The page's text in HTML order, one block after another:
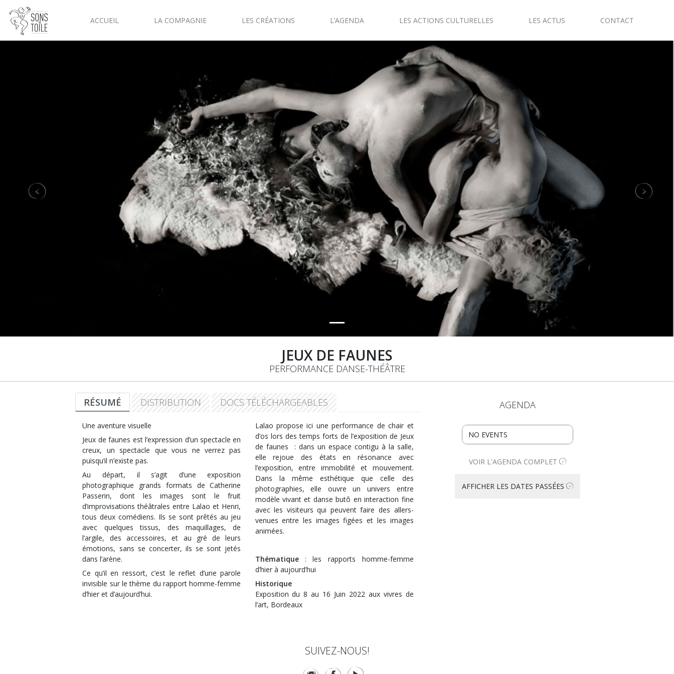
ACCUEIL LA COMPAGNIE LES CRÉATIONS L’AGENDA LES ACTIONS CULTURELLES LES ACTUS CONTACT
Previous Next
JEUX DE FAUNES
PERFORMANCE DANSE-THÉÂTRE
RÉSUMÉ DISTRIBUTION DOCS TÉLÉCHARGEABLES
Une aventure visuelle
Jeux de faunes est l’expression d’un spectacle en
creux, un spectacle que vous ne verrez pas
puisqu’il n’existe pas.
Au départ, il s’agit d’une exposition
photographique grands formats de Catherine
Passerin, dont les images sont le fruit
d’improvisations théâtrales entre Lalao et Henri,
tous deux comédiens. Ils se sont prêtés au jeu
avec quelques tissus, des maquillages, de
l’argile, des accessoires, et au gré de leurs
émotions, sans se concerter, ils se sont jetés
dans l’arène.
Ce qu’il en ressort, c’est le reflet d’une parole
invisible sur le thème du rapport homme-femme
d’hier et d’aujourd’hui.
Lalao propose ici une performance de chair et
d’os lors des temps forts de l’exposition de Jeux
de faunes : dans un espace contigu à la salle,
elle rejoue des états en résonance avec
l’exposition, entre immobilité et mouvement.
Dans la même esthétique que celle des
photographies, elle ouvre un univers entre
modèle vivant et danse butô en interaction fine
avec les visiteurs qui peuvent faire des allers-
venues entre les images figées et les images
animées.
Thématique : les rapports homme-femme
d’hier à aujourd’hui
Historique
Exposition du 8 au 16 Juin 2022 aux vivres de
l’art, Bordeaux
AGENDA
NO EVENTS
VOIR L'AGENDA COMPLET
AFFICHER LES DATES PASSÉES
SUIVEZ-NOUS!